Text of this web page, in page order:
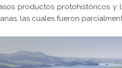
productos protohistóricos
las cuales fueron